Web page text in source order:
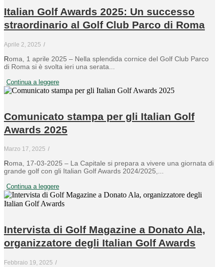
Italian Golf Awards 2025: Un successo
straordinario al Golf Club Parco di Roma
Aprile 2, 2025 /
Roma, 1 aprile 2025 – Nella splendida cornice del Golf Club Parco
di Roma si è svolta ieri una serata...
Continua a leggere
Comunicato stampa per gli Italian Golf
Awards 2025
Marzo 17, 2025 /
Roma, 17-03-2025 – La Capitale si prepara a vivere una giornata di
grande golf con gli Italian Golf Awards 2024/2025,...
Continua a leggere
Intervista di Golf Magazine a Donato Ala,
organizzatore degli Italian Golf Awards
Febbraio 19, 2025 /